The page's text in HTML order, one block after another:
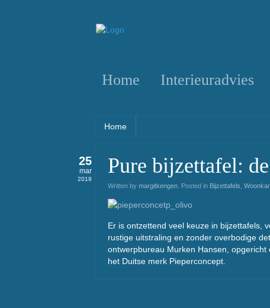
Home Interieuradvies
Home
25
mar
2019
Pure bijzettafel:
Written by margitkengen . Posted in Bijzettafels
Er is ontzettend veel keuze in bijzettafels,
rustige uitstraling en zonder overbodige
ontwerpbureau Murken Hansen,
het Duitse merk Pieperconcept.